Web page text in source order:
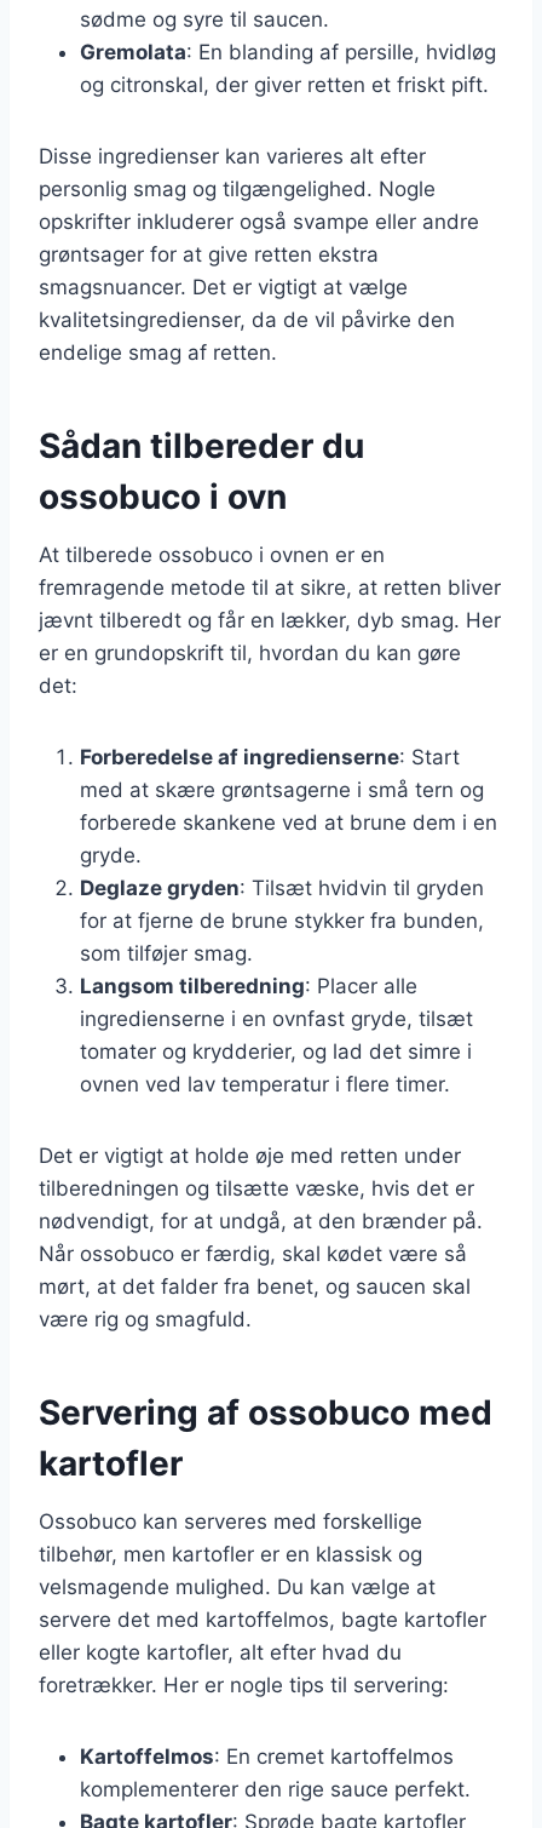
sødme og syre til saucen.
Gremolata: En blanding af persille, hvidløg
og citronskal, der giver retten et friskt pift.
Disse ingredienser kan varieres alt efter
personlig smag og tilgængelighed. Nogle
opskrifter inkluderer også svampe eller andre
grøntsager for at give retten ekstra
smagsnuancer. Det er vigtigt at vælge
kvalitetsingredienser, da de vil påvirke den
endelige smag af retten.
Sådan tilbereder du
ossobuco i ovn
At tilberede ossobuco i ovnen er en
fremragende metode til at sikre, at retten bliver
jævnt tilberedt og får en lækker, dyb smag. Her
er en grundopskrift til, hvordan du kan gøre
det:
Forberedelse af ingredienserne: Start
med at skære grøntsagerne i små tern og
forberede skankene ved at brune dem i en
gryde.
Deglaze gryden: Tilsæt hvidvin til gryden
for at fjerne de brune stykker fra bunden,
som tilføjer smag.
Langsom tilberedning: Placer alle
ingredienserne i en ovnfast gryde, tilsæt
tomater og krydderier, og lad det simre i
ovnen ved lav temperatur i flere timer.
Det er vigtigt at holde øje med retten under
tilberedningen og tilsætte væske, hvis det er
nødvendigt, for at undgå, at den brænder på.
Når ossobuco er færdig, skal kødet være så
mørt, at det falder fra benet, og saucen skal
være rig og smagfuld.
Servering af ossobuco med
kartofler
Ossobuco kan serveres med forskellige
tilbehør, men kartofler er en klassisk og
velsmagende mulighed. Du kan vælge at
servere det med kartoffelmos, bagte kartofler
eller kogte kartofler, alt efter hvad du
foretrækker. Her er nogle tips til servering:
Kartoffelmos: En cremet kartoffelmos
komplementerer den rige sauce perfekt.
Bagte kartofler: Sprøde bagte kartofler